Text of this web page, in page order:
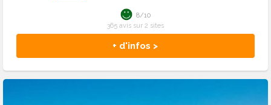
+ d'infos >
8/10
365 avis sur 2 sites